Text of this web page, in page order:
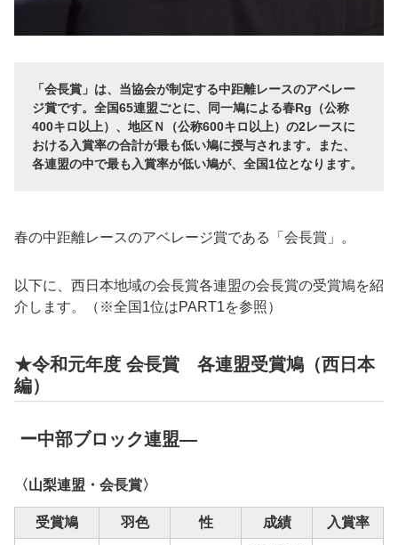
「会長賞」は、当協会が制定する中距離レースのアベレー
ジ賞です。全国65連盟ごとに、同一鳩による春Rg（公称
400キロ以上）、地区Ｎ（公称600キロ以上）の2レースに
おける入賞率の合計が最も低い鳩に授与されます。また、
各連盟の中で最も入賞率が低い鳩が、全国1位となります。
春の中距離レースのアベレージ賞である「会長賞」。
以下に、西日本地域の会長賞各連盟の会長賞の受賞鳩を紹
介します。（※全国1位はPART1を参照）
★令和元年度 会長賞 各連盟受賞鳩（西日本
編）
ー中部ブロック連盟―
〈山梨連盟・会長賞〉
受賞鳩 羽色 性 成績 入賞率